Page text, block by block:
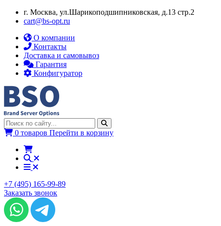
г. Москва, ул.​​Шарикоподшипниковская, д.13 стр.2
cart@bs-opt.ru
О компании
Контакты
Доставка и самовывоз
Гарантия
Конфигуратор
0 товаров Перейти в корзину
+7 (495) 165-99-89
Заказать звонок